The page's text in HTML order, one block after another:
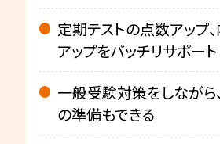
定期テストの点数アップ
アップをバッチリサポート
一般受験対策をしながら
の準備もできる